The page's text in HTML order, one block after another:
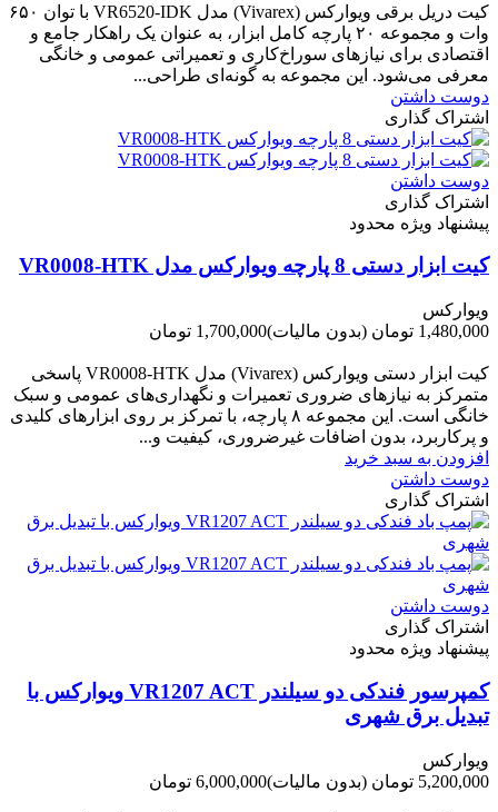
کیت دریل برقی ویوارکس (Vivarex) مدل VR6520-IDK با توان ۶۵۰
وات و مجموعه ۲۰ پارچه کامل ابزار، به عنوان یک راهکار جامع و
اقتصادی برای نیازهای سوراخ‌کاری و تعمیراتی عمومی و خانگی
معرفی می‌شود. این مجموعه به گونه‌ای طراحی...
دوست داشتن
اشتراک گذاری
دوست داشتن
اشتراک گذاری
پیشنهاد ویژه محدود
کیت ابزار دستی 8 پارچه ویوارکس مدل VR0008-HTK
ویوارکس
1,480,000 تومان
(بدون مالیات)1,700,000 تومان
کیت ابزار دستی ویوارکس (Vivarex) مدل VR0008-HTK پاسخی
متمرکز به نیازهای ضروری تعمیرات و نگهداری‌های عمومی و سبک
خانگی است. این مجموعه ۸ پارچه، با تمرکز بر روی ابزارهای کلیدی
و پرکاربرد، بدون اضافات غیرضروری، کیفیت و...
افزودن به سبد خرید
دوست داشتن
اشتراک گذاری
دوست داشتن
اشتراک گذاری
پیشنهاد ویژه محدود
کمپرسور فندکی دو سیلندر VR1207 ACT ویوارکس با
تبدیل برق شهری
ویوارکس
5,200,000 تومان
(بدون مالیات)6,000,000 تومان